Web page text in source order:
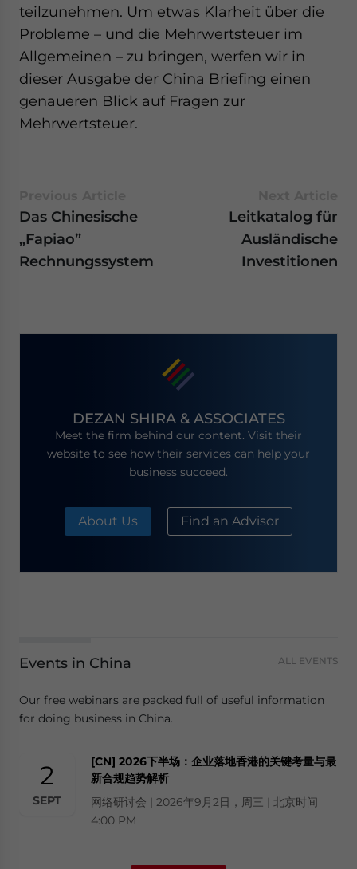
teilzunehmen. Um etwas Klarheit über die
Probleme – und die Mehrwertsteuer im
Allgemeinen – zu bringen, werfen wir in
dieser Ausgabe der China Briefing einen
genaueren Blick auf Fragen zur
Mehrwertsteuer.
Das Chinesische
„Fapiao”
Rechnungssystem
Leitkatalog für
Ausländische
Investitionen
DEZAN SHIRA & ASSOCIATES
Meet the firm behind our content. Visit their
website to see how their services can help your
business succeed.
About Us Find an Advisor
Events in China ALL EVENTS
Our free webinars are packed full of useful information
for doing business in China.
2
SEPT
[CN] 2026下半场：企业落地香港的关键考量与最
新合规趋势解析
网络研讨会 | 2026年9月2日，周三 | 北京时间
4:00 PM